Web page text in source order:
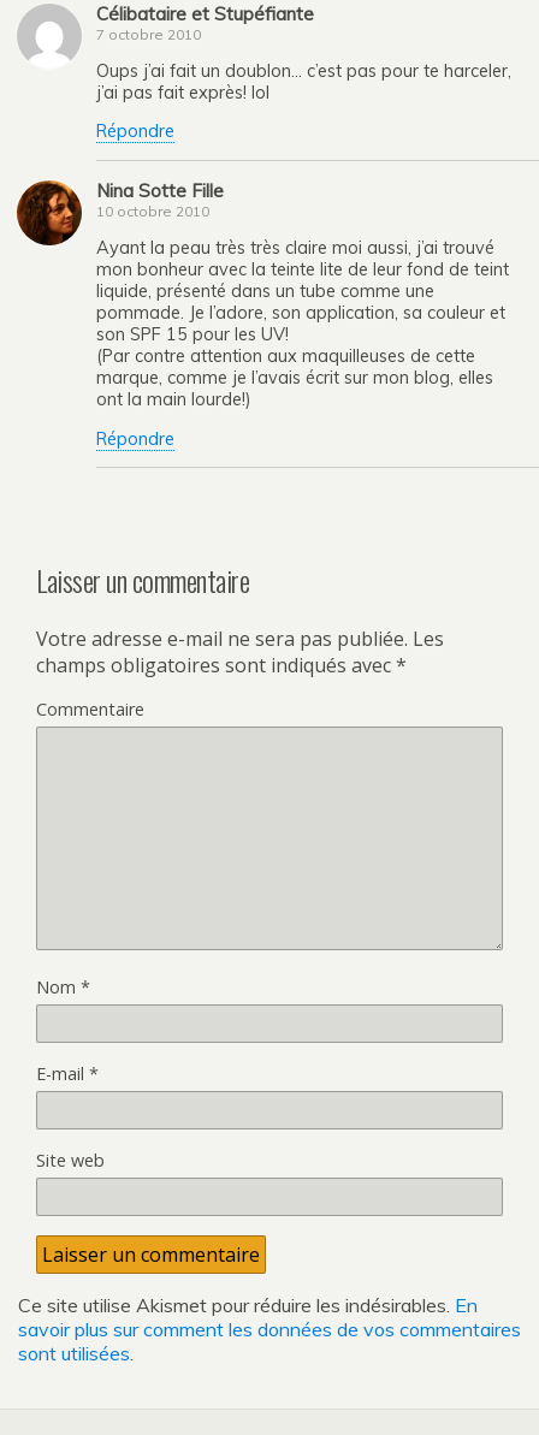
Célibataire et Stupéfiante
7 octobre 2010
Oups j’ai fait un doublon… c’est pas pour te harceler,
j’ai pas fait exprès! lol
Répondre
Nina Sotte Fille
10 octobre 2010
Ayant la peau très très claire moi aussi, j’ai trouvé
mon bonheur avec la teinte lite de leur fond de teint
liquide, présenté dans un tube comme une
pommade. Je l’adore, son application, sa couleur et
son SPF 15 pour les UV!
(Par contre attention aux maquilleuses de cette
marque, comme je l’avais écrit sur mon blog, elles
ont la main lourde!)
Répondre
Laisser un commentaire
Votre adresse e-mail ne sera pas publiée. Les
champs obligatoires sont indiqués avec*
Commentaire
Nom *
E-mail *
Site web
Ce site utilise Akismet pour réduire les indésirables. En
savoir plus sur comment les données de vos commentaires
sont utilisées